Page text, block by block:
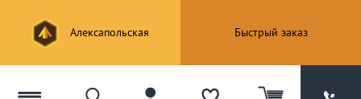
Алексапольская Быстрый заказ